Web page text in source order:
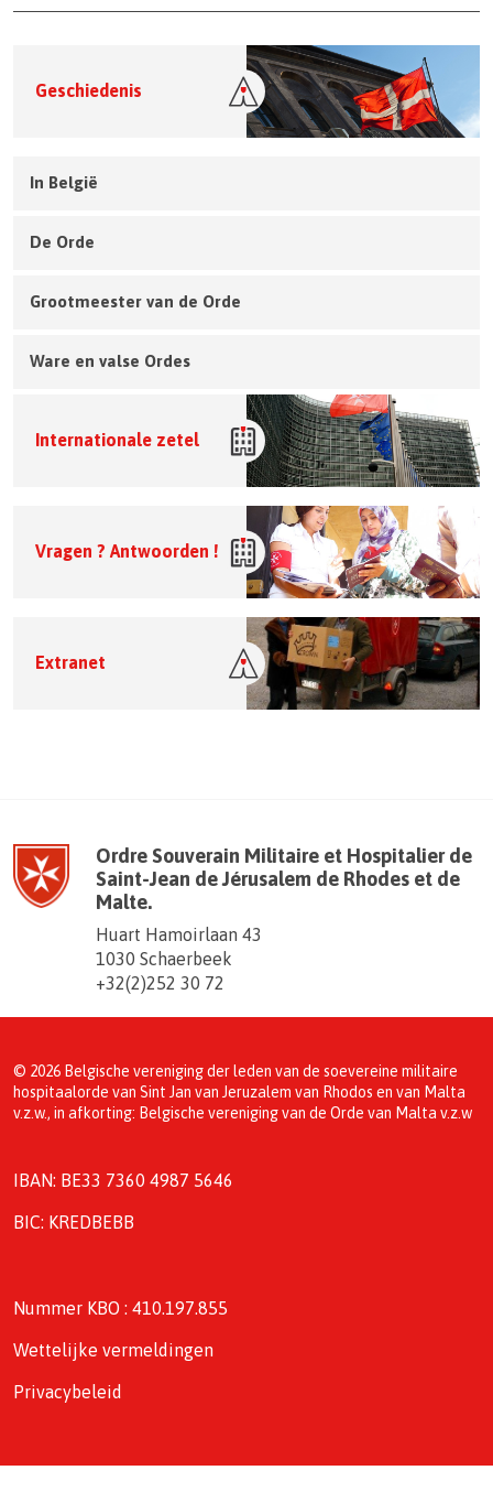
Geschiedenis
In België
De Orde
Grootmeester van de Orde
Ware en valse Ordes
Internationale zetel
Vragen ? Antwoorden !
Extranet
Ordre Souverain Militaire et Hospitalier de
Saint-Jean de Jérusalem de Rhodes et de
Malte.
Huart Hamoirlaan 43
1030 Schaerbeek
+32(2)252 30 72
© 2026 Belgische vereniging der leden van de soevereine militaire
hospitaalorde van Sint Jan van Jeruzalem van Rhodos en van Malta
v.z.w., in afkorting: Belgische vereniging van de Orde van Malta v.z.w
IBAN: BE33 7360 4987 5646
BIC: KREDBEBB
Nummer KBO : 410.197.855
Wettelijke vermeldingen
Privacybeleid